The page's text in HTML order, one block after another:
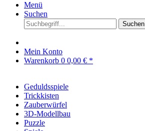
Menü
Suchen
Suchen
Mein Konto
Warenkorb 0 0,00 € *
Geduldsspiele
Trickkisten
Zauberwürfel
3D-Modellbau
Puzzle